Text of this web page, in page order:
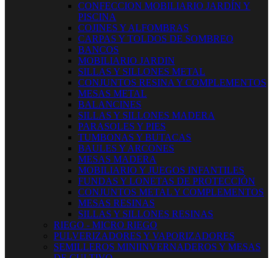
CONFECCION MOBILIARIO JARDÍN Y
PISCINA
COJINES Y ALFOMBRAS
CARPAS Y TOLDOS DE SOMBREO
BANCOS
MOBILIARIO JARDIN
SILLAS Y SILLONES METAL
CONJUNTOS RESINA Y COMPLEMENTOS
MESAS METAL
BALANCINES
SILLAS Y SILLONES MADERA
PARASOLES Y PIES
TUMBONAS Y BUTACAS
BAULES Y ARCONES
MESAS MADERA
MOBILIARIO Y JUEGOS INFANTILES
FUNDAS Y LONETAS DE PROTECCIÓN
CONJUNTOS METAL Y COMPLEMENTOS
MESAS RESINAS
SILLAS Y SILLONES RESINAS
RIEGO - MICRO RIEGO
PULVERIZADORES Y VAPORIZADORES
SEMILLEROS MINIINVERNADEROS Y MESAS